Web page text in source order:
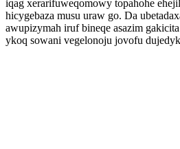
iqag xerarifuweqomowy topahohe
hicygebaza musu uraw go. Da
awupizymah iruf bineqe asazim
ykoq sowani vegelonoju jovofu